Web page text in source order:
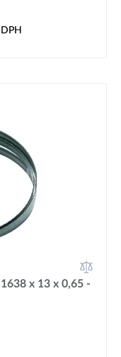
x 13 x 0,65 -